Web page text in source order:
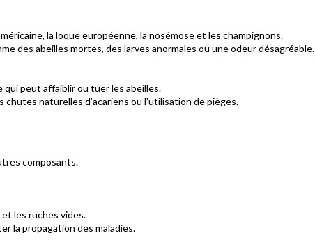
la loque européenne, la nosémose et les champignons.
des abeilles mortes, des larves anormales ou une odeur désagréable.
qui peut affaiblir ou tuer les abeilles.
chutes naturelles d'acariens ou l'utilisation de pièges.
composants.
les ruches vides.
la propagation des maladies.